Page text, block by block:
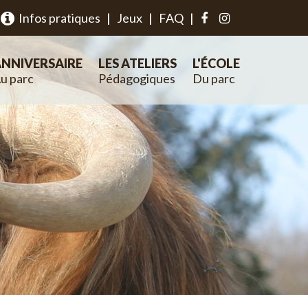
Infos pratiques | Jeux | FAQ |
parc
LES ATELIERS
Pédagogiques
L'ÉCOLE
Du parc